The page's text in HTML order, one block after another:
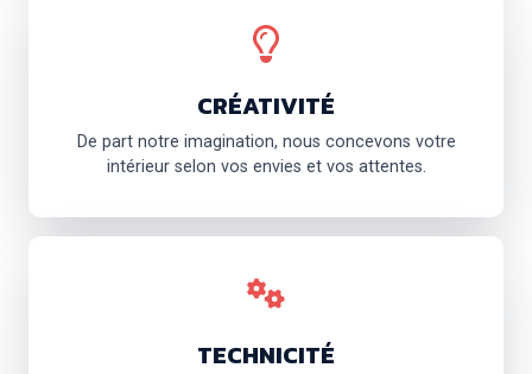
CRÉATIVITÉ
De part notre imagination, nous concevons votre
intérieur selon vos envies et vos attentes.
TECHNICITÉ